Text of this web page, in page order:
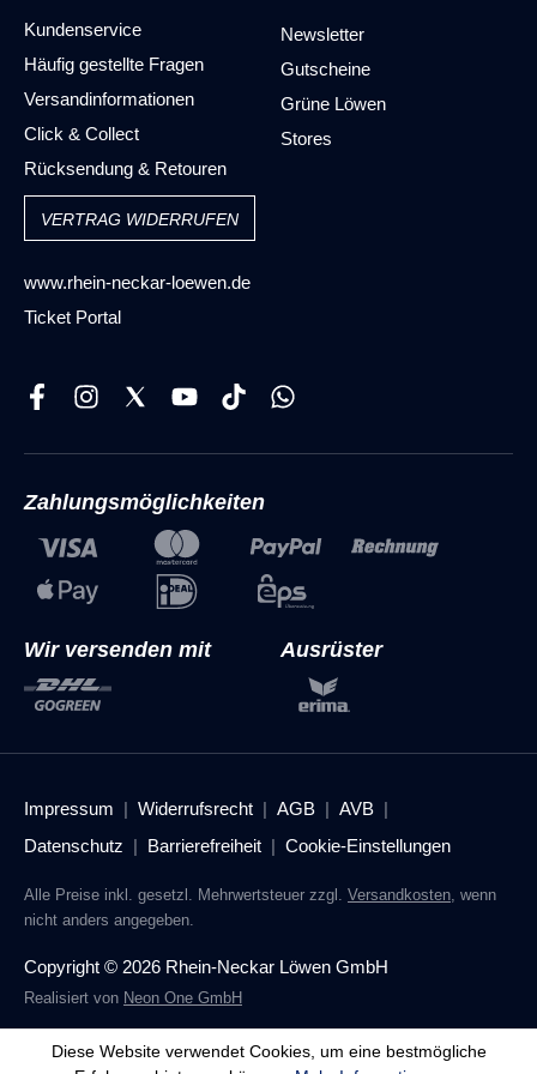
Kundenservice
Häufig gestellte Fragen
Versandinformationen
Click & Collect
Rücksendung & Retouren
Newsletter
Gutscheine
Grüne Löwen
Stores
VERTRAG WIDERRUFEN
www.rhein-neckar-loewen.de
Ticket Portal
Zahlungsmöglichkeiten
Wir versenden mit Ausrüster
Copyright © 2026 Rhein-Neckar Löwen GmbH
Realisiert von Neon One GmbH
Impressum Widerrufsrecht AGB
AVB
Datenschutz
Barrierefreiheit Cookie-Einstellungen
Alle Preise inkl. gesetzl. Mehrwertsteuer zzgl. Versandkosten, wenn
nicht anders angegeben.
Diese Website verwendet Cookies, um eine bestmögliche